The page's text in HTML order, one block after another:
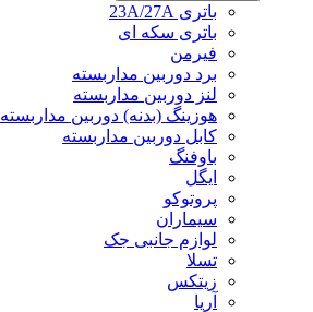
باتری 23A/27A
باتری سکه ای
فیرمن
برد دوربین مداربسته
لنز دوربین مداربسته
هوزینگ (بدنه) دوربین مداربسته
کابل دوربین مداربسته
باوفنگ
ایگل
پروتوکو
سیماران
لوازم جانبی جک
تسلا
زیتکس
آریا